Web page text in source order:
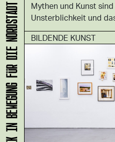
Mythen und Kunst
Unsterblichkeit und
BILDENDE KUNST